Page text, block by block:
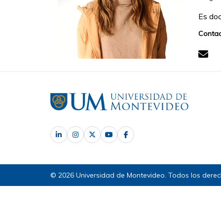
Es
© 2026 Universidad de Montevideo. Todos los